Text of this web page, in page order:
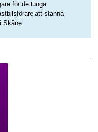
för de tunga
att stanna
Skåne